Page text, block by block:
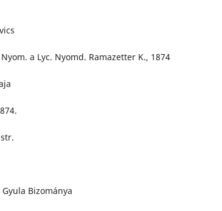
a Lyc. Nyomd. Ramazetter K., 1874
Bizománya